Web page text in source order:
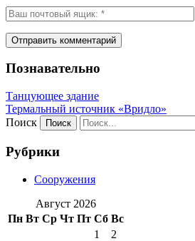
Познавательно
Танцующее здание
Термальный источник «Вридло»
Поиск
Рубрики
Сооружения
Август 2026
Пн Вт Ср Чт Пт Сб Вс
1
2